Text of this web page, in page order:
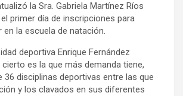
la Sra. Gabriela Martínez Ríos
primer día de inscripciones para
en la escuela de natación.
deportiva Enrique Fernández
es la que más demanda tiene,
disciplinas deportivas entre las que
y los clavados en sus diferentes